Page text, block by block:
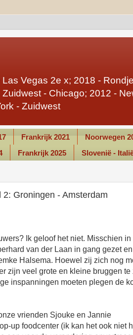
Vegas 2e x; 2018 -
- Chicago; 2012 -
- Zuidwest
Frankrijk 2021
Noorwegen
Frankrijk 2025 Slovenië -
Groningen - Amsterdam
Ik geloof het niet. Misschien in
van der Laan in gang gezet en
Halsema. Hoewel zij zich nog
zijn veel grote en kleine bruggen te
inspanningen moeten plegen de
vrienden Sjouke en Jannie
up foodcenter (ik kan het ook niet